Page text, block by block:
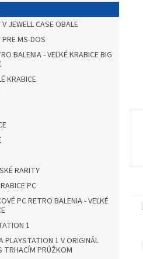
V JEWELL CASE OBALE
PRE MS-DOS
BALENIA - VEĽKÉ KRABICE BIG
KRABICE
RARITY
PC
PC RETRO BALENIA - VEĽKÉ
1
PLAYSTATION 1 V ORIGINÁL
TRHACÍM PRÚŽKOM